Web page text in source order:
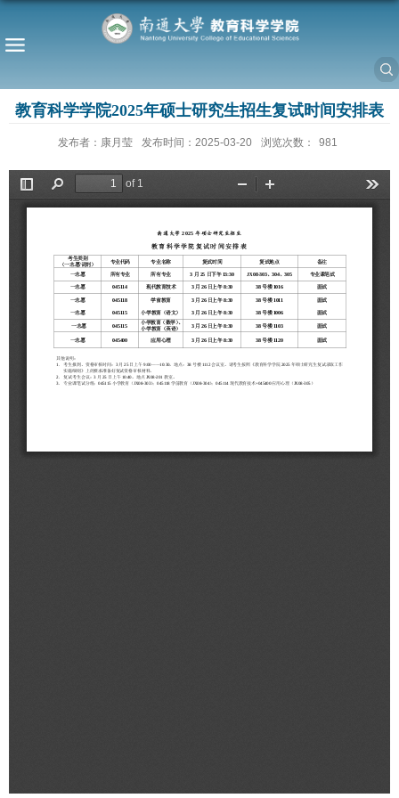
教育科学学院2025年硕士研究生招生复试时间安排表
发布者：康月莹 发布时间：2025-03-20 浏览次数： 981